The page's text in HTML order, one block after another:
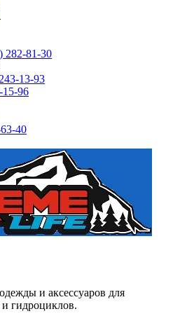
282-81-30
13-93
15-96
40
и аксессуаров для
и гидроциклов.